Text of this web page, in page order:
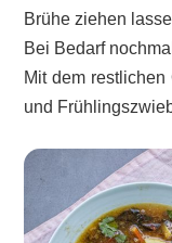
Brühe ziehen
Bei Bedarf
Mit dem
und